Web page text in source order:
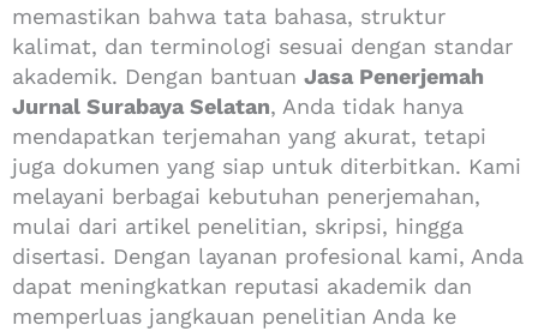
memastikan bahwa tata bahasa, struktur
kalimat, dan terminologi sesuai dengan standar
akademik. Dengan bantuan Jasa Penerjemah
Jurnal Surabaya Selatan, Anda tidak hanya
mendapatkan terjemahan yang akurat, tetapi
juga dokumen yang siap untuk diterbitkan. Kami
melayani berbagai kebutuhan penerjemahan,
mulai dari artikel penelitian, skripsi, hingga
disertasi. Dengan layanan profesional kami, Anda
dapat meningkatkan reputasi akademik dan
memperluas jangkauan penelitian Anda ke